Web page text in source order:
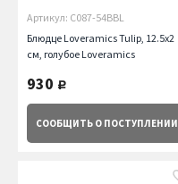
Артикул: C087-54BBL
Блюдце Loveramics Tulip, 12.5х2
см, голубое Loveramics
930 руб.
СООБЩИТЬ О ПОСТУПЛЕНИИ